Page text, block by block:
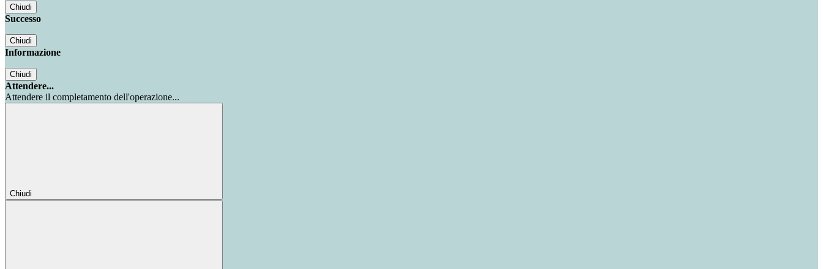
Chiudi
Successo
Chiudi
Informazione
Chiudi
Attendere...
Attendere il completamento dell'operazione...
Chiudi